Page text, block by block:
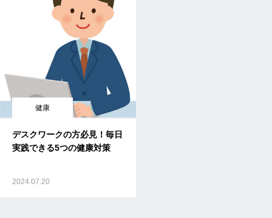
健康
デスクワークの方必見！毎日
実践できる5つの健康対策
2024.07.20